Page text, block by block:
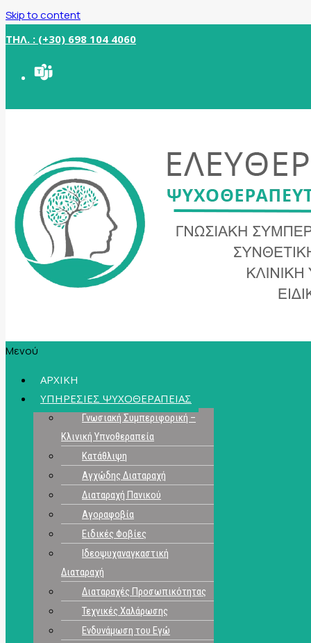
Skip to content
ΤΗΛ. : (+30) 698 104 4060
Μενού
ΑΡΧΙΚΗ
ΥΠΗΡΕΣΙΕΣ ΨΥΧΟΘΕΡΑΠΕΙΑΣ
Γνωσιακή Συμπεριφορική –
Κλινική Υπνοθεραπεία
Κατάθλιψη
Αγχώδης Διαταραχή
Διαταραχή Πανικού
Αγοραφοβία
Ειδικές Φοβίες
Ιδεοψυχαναγκαστική
Διαταραχή
Διαταραχές Προσωπικότητας
Τεχνικές Χαλάρωσης
Ενδυνάμωση του Εγώ